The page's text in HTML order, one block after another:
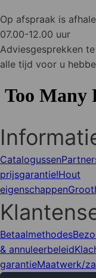
Op afspraak is
07.00-12.00 uur
Adviesgesprekken
alle tijd voor u
Catalogussen
prijsgarantie!Hout
eigenschappen
Betaalmethodes
& annuleerbeleid
garantieMaatwerk/